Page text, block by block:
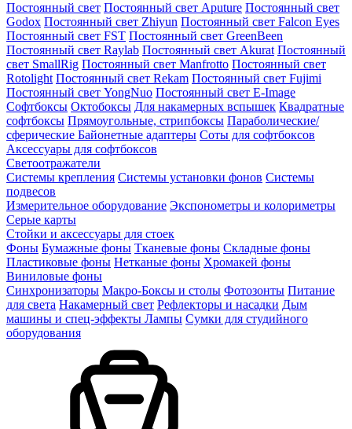
Постоянный свет Постоянный свет Aputure Постоянный свет
Godox Постоянный свет Zhiyun Постоянный свет Falcon Eyes
Постоянный свет FST Постоянный свет GreenBeen
Постоянный свет Raylab Постоянный свет Akurat Постоянный
свет SmallRig Постоянный свет Manfrotto Постоянный свет
Rotolight Постоянный свет Rekam Постоянный свет Fujimi
Постоянный свет YongNuo Постоянный свет E-Image
Софтбоксы Октобоксы Для накамерных вспышек Квадратные
софтбоксы Прямоугольные, стрипбоксы Параболические/
сферические Байонетныe адаптеры Соты для софтбоксов
Аксессуары для софтбоксов
Светоотражатели
Системы крепления Системы установки фонов Системы
подвесов
Измерительное оборудование Экспонометры и колориметры
Серые карты
Стойки и аксессуары для стоек
Фоны Бумажные фоны Тканевые фоны Складные фоны
Пластиковые фоны Нетканые фоны Хромакей фоны
Виниловые фоны
Синхронизаторы Макро-Боксы и столы Фотозонты Питание
для света Накамерный свет Рефлекторы и насадки Дым
машины и спец-эффекты Лампы Сумки для студийного
оборудования